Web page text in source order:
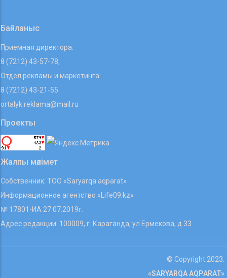
Байланыс
Приемная директора:
8 (7212) 43-57-78,
Отдел рекламы и маркетинга:
8 (7212) 43-21-55
ortalyk.reklama@mail.ru
Проекты
Жалпы мәлімет
Собственник: ТОО «Saryarqa aqparat»
Информационное агентство «Life09.kz»
№ 17801-ИА 27.07.2019г.
Адрес редакции: 100009, г. Караганда, ул.Ермекова, д.33
© Copyright 2023.
«SARYARQA AQPARAT»